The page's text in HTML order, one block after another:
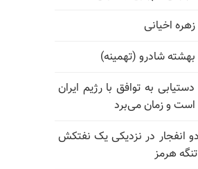
اخیانی
شادرو (تهمینه)
به توافق با رژیم ایران
است و زمان می‌برد
انفجار در نزدیکی یک نفتکش
هرمز